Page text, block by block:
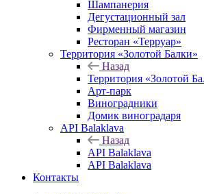
Шампанерия
Дегустационный зал
Фирменный магазин
Ресторан «Терруар»
Территория «Золотой Балки»
Назад
Территория «Золотой
Арт-парк
Виноградники
Домик виноградаря
API Balaklava
Назад
API Balaklava
API Balaklava
Контакты